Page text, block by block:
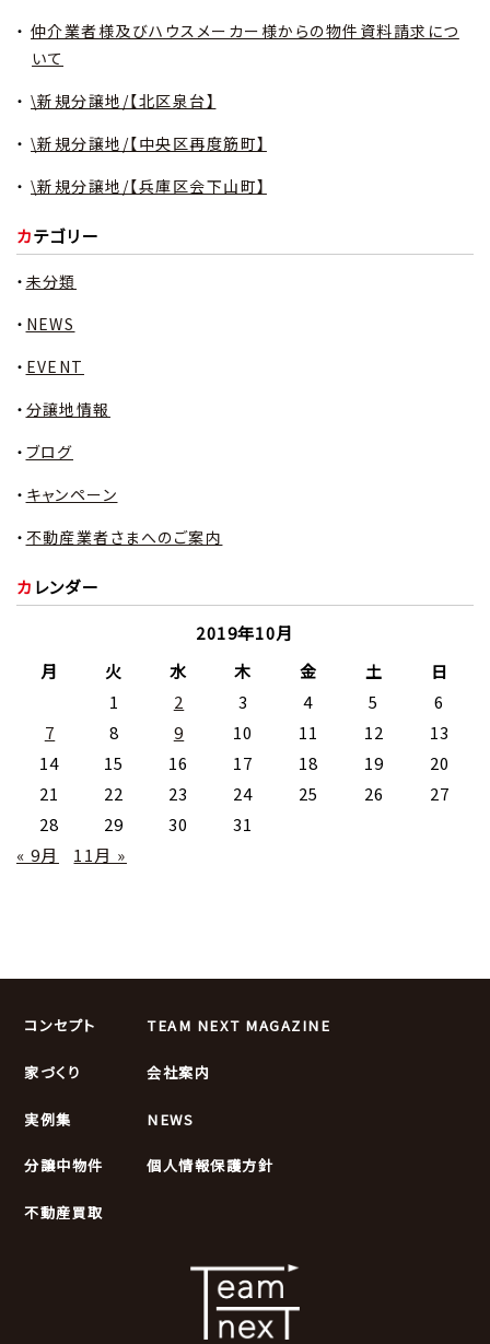
仲介業者様及びハウスメーカー様からの物件資料請求につ
いて
\新規分譲地/【北区泉台】
\新規分譲地/【中央区再度筋町】
\新規分譲地/【兵庫区会下山町】
カテゴリー
未分類
NEWS
EVENT
分譲地情報
ブログ
キャンペーン
不動産業者さまへのご案内
カレンダー
2019年10月
月
火 水 木 金 土
日
1
2 3 4 5
6
7
8 9 10 11 12
13
14
15 16 17 18 19
20
21
22 23 24 25 26
27
28
29 30
31
« 9月
11月 »
コンセプト
家づくり
実例集
分譲中物件
不動産買取
TEAM NEXT MAGAZINE
会社案内
NEWS
個人情報保護方針